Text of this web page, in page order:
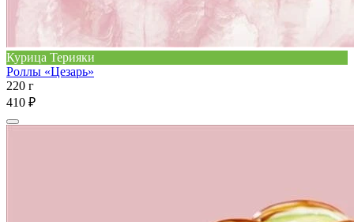
Курица Терияки
Роллы «Цезарь»
220 г
410 ₽